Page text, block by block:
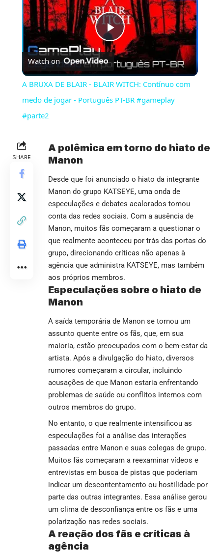
Play
Video
Watch on
A BRUXA DE BLAIR - BLAIR WITCH: Contínuo com
medo de jogar - Português PT-BR #gameplay
#parte2
SHARE
A polêmica em torno do hiato de
Manon
Desde que foi anunciado o hiato da integrante
Manon do grupo KATSEYE, uma onda de
especulações e debates acalorados tomou
conta das redes sociais. Com a ausência de
Manon, muitos fãs começaram a questionar o
que realmente aconteceu por trás das portas do
grupo, direcionando críticas não apenas à
agência que administra KATSEYE, mas também
aos próprios membros.
Especulações sobre o hiato de
Manon
A saída temporária de Manon se tornou um
assunto quente entre os fãs, que, em sua
maioria, estão preocupados com o bem-estar da
artista. Após a divulgação do hiato, diversos
rumores começaram a circular, incluindo
acusações de que Manon estaria enfrentando
problemas de saúde ou conflitos internos com
outros membros do grupo.
No entanto, o que realmente intensificou as
especulações foi a análise das interações
passadas entre Manon e suas colegas de grupo.
Muitos fãs começaram a reexaminar vídeos e
entrevistas em busca de pistas que poderiam
indicar um descontentamento ou hostilidade por
parte das outras integrantes. Essa análise gerou
um clima de desconfiança entre os fãs e uma
polarização nas redes sociais.
A reação dos fãs e críticas à
agência